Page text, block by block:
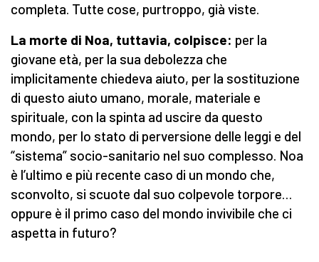
completa. Tutte cose, purtroppo, già viste.
La morte di Noa, tuttavia, colpisce: per la
giovane età, per la sua debolezza che
implicitamente chiedeva aiuto, per la sostituzione
di questo aiuto umano, morale, materiale e
spirituale, con la spinta ad uscire da questo
mondo, per lo stato di perversione delle leggi e del
“sistema” socio-sanitario nel suo complesso. Noa
è l’ultimo e più recente caso di un mondo che,
sconvolto, si scuote dal suo colpevole torpore…
oppure è il primo caso del mondo invivibile che ci
aspetta in futuro?